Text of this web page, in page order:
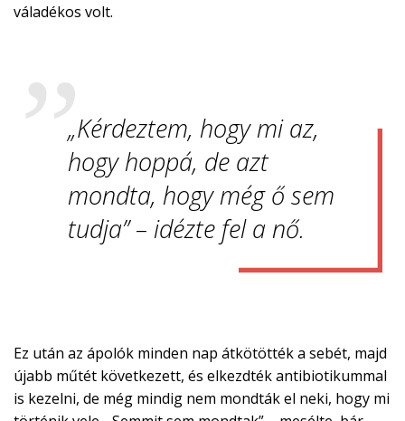
váladékos volt.
„Kérdeztem, hogy mi az,
hogy hoppá, de azt
mondta, hogy még ő sem
tudja” – idézte fel a nő.
Ez után az ápolók minden nap átkötötték a sebét, majd
újabb műtét következett, és elkezdték antibiotikummal
is kezelni, de még mindig nem mondták el neki, hogy mi